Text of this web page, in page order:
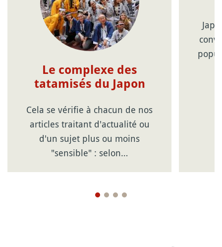
Le complexe des
tatamisés du Japon
Cela se vérifie à chacun de nos
articles traitant d'actualité ou
d'un sujet plus ou moins
"sensible" : selon…